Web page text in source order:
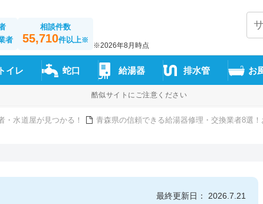
者
相談件数
55,710件以上※
※2026年8月時点
トイレ 蛇口 給湯器 排水管 お
酷似サイトにご注意ください
・水道屋が見つかる！ 青森県の信頼できる給湯器修理・交換業者8選
最終更新日： 2026.7.21